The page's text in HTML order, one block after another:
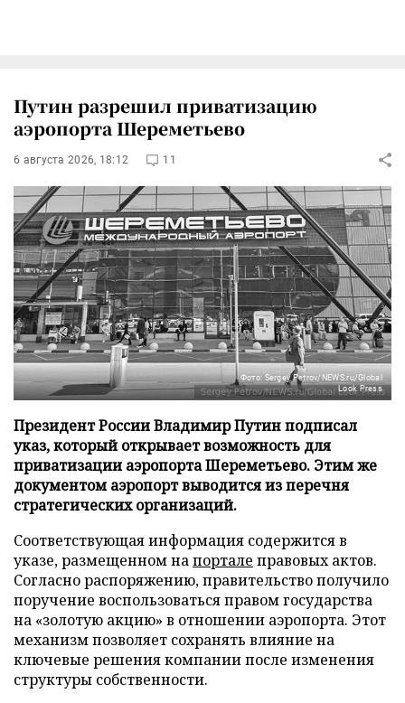
Путин разрешил приватизацию
аэропорта Шереметьево
6 августа 2026, 18:12 11
Фото: Sergey Petrov/NEWS.ru/Global
Look Press
Президент России Владимир Путин подписал
указ, который открывает возможность для
приватизации аэропорта Шереметьево. Этим же
документом аэропорт выводится из перечня
стратегических организаций.
Соответствующая информация содержится в
указе, размещенном напортале правовых актов.
Согласно распоряжению, правительство получило
поручение воспользоваться правом государства
на «золотую акцию» в отношении аэропорта. Этот
механизм позволяет сохранять влияние на
ключевые решения компании после изменения
структуры собственности.